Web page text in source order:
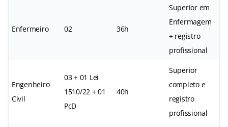
Enfermeiro 02 36h
Superior em
Enfermagem
+ registro
profissional
Engenheiro
Civil
03 + 01 Lei
1510/22 + 01
PcD
40h
Superior
completo e
registro
profissional